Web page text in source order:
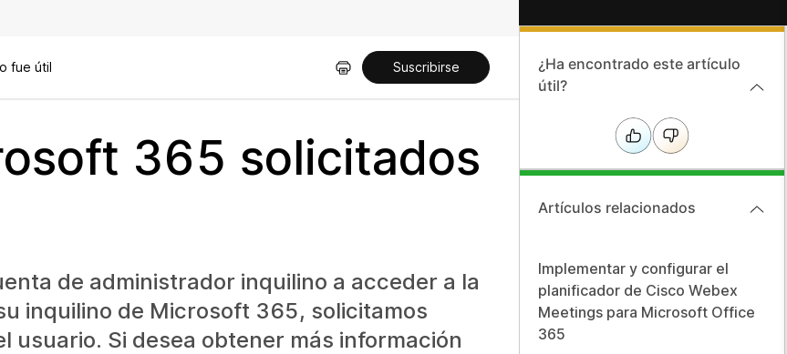
fue útil Suscribirse
365 solicitados
de administrador inquilino a acceder a la
inquilino de Microsoft 365, solicitamos
usuario. Si desea obtener más información
¿Ha encontrado este artículo
útil?
Artículos relacionados
Implementar y configurar el
planificador de Cisco Webex
Meetings para Microsoft Office
365